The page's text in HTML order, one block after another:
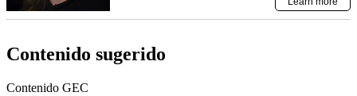
Contenido sugerido
Contenido GEC